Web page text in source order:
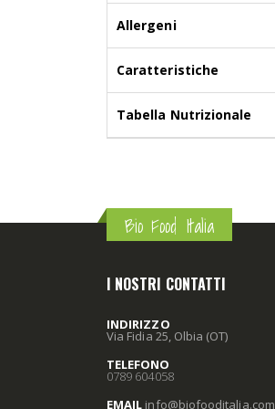
Allergeni
Caratteristiche
Tabella Nutrizionale
Bio Food Italia
I NOSTRI CONTATTI
INDIRIZZO
Via Fidia 25, Olbia (OT)
TELEFONO
0789 604058
EMAIL info@biofooditalia.com